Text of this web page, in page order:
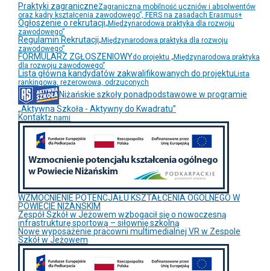
Praktyki zagraniczneZagraniczna mobilność uczniów i absolwentów
oraz kadry kształcenia zawodowego”, FERS na zasadach Erasmus+
Ogłoszenie o rekrutacji„Międzynarodowa praktyka dla rozwoju
zawodowego”
Regulamin Rekrutacji„Międzynarodowa praktyka dla rozwoju
zawodowego”
FORMULARZ ZGŁOSZENIOWYdo projektu „Międzynarodowa praktyka
dla rozwoju zawodowego”
Lista główna kandydatów zakwalifikowanych do projektu Lista
rankingowa, rezerowowa, odrzuconych
Niżańskie szkoły ponadpodstawowe w programie
„Aktywna Szkoła - Aktywny do Kwadratu”
Kontaktz nami
WZMOCNIENIE POTENCJAŁU KSZTAŁCENIA OGÓLNEGO W
POWIECIE NIŻAŃSKIM
Zespół Szkół w Jeżowem wzbogacił się o nowoczesną
infrastrukturę sportową – siłownię szkolną
Nowe wyposażenie pracowni multimedialnej VR w Zespole
Szkół w Jeżowem